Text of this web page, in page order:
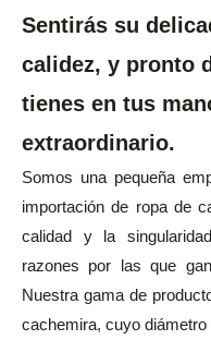
Sentirás su
calidez, y pronto
tienes en tus
extraordinario.
Somos una pequeña
importación de ropa de
calidad y la
razones por las que
Nuestra gama de
cachemira, cuyo